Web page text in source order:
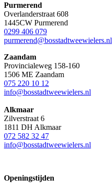
Purmerend
Overlanderstraat 608
1445CW Purmerend
0299 406 079
purmerend@bosstadtweewielers.nl
Zaandam
Provincialeweg 158-160
1506 ME Zaandam
075 220 10 12
info@bosstadtweewielers.nl
Alkmaar
Zilverstraat 6
1811 DH Alkmaar
072 582 32 47
info@bosstadtweewielers.nl
Openingstijden